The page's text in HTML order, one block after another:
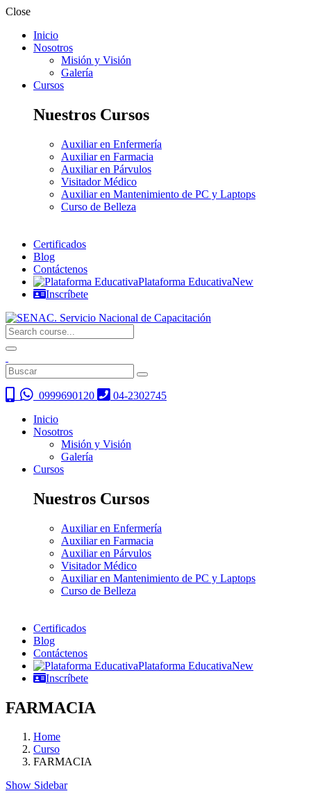
Close
Inicio
Nosotros
Misión y Visión
Galería
Cursos
Nuestros Cursos
Auxiliar en Enfermería
Auxiliar en Farmacia
Auxiliar en Párvulos
Visitador Médico
Auxiliar en Mantenimiento de PC y Laptops
Curso de Belleza
Certificados
Blog
Contáctenos
Plataforma EducativaNew
Inscríbete
0999690120
04-2302745
Inicio
Nosotros
Misión y Visión
Galería
Cursos
Nuestros Cursos
Auxiliar en Enfermería
Auxiliar en Farmacia
Auxiliar en Párvulos
Visitador Médico
Auxiliar en Mantenimiento de PC y Laptops
Curso de Belleza
Certificados
Blog
Contáctenos
Plataforma EducativaNew
Inscríbete
FARMACIA
Home
Curso
FARMACIA
Show Sidebar